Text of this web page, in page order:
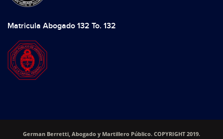
Matricula Abogado 132 To. 132
German Berretti, Abogado y Martillero Público. COPYRIGHT 2019.